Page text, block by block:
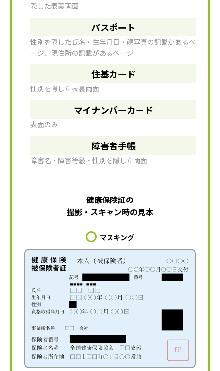
隠した表裏両面
パスポート
性別を隠した氏名・生年月日・顔写真の記載があるペ
ージ、現住所の記載があるページ
住基カード
性別を隠した表裏両面
マイナンバーカード
表面のみ
障害者手帳
障害名・障害等級・性別を隠した両面
健康保険証の
撮影・スキャン時の見本
マスキング